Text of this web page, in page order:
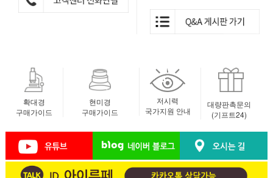
확대경
구매가이드
현미경
구매가이드
저시력
국가지원 안내
대량판촉문의
(기프트24)